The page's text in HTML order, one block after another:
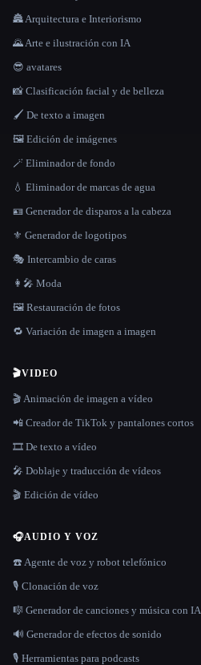
🏯 Arquitectura e Interiorismo
🌄 Arte e ilustración con IA
😎 avatares
📸 Clasificación facial y de belleza
🖌️ De texto a imagen
🖼️ Edición de imágenes
🪄 Eliminador de fondo
💧 Eliminador de marcas de agua
🪪 Generador de disparos a la cabeza
⚜️ Generador de logotipos
🎭 Intercambio de caras
👩‍🎤 Moda
🖼️ Restauración de fotos
🔁 Variación de imagen a imagen
🎬VIDEO
🎬 Animación de imagen a vídeo
📲 Creador de TikTok y pantalones cortos
🎞️ De texto a vídeo
🎤 Doblaje y traducción de vídeos
🎬 Edición de vídeo
🎧AUDIO Y VOZ
☎️ Agente de voz y robot telefónico
🎙️ Clonación de voz
🎼 Generador de canciones y música con IA
🔊 Generador de efectos de sonido
🎙️ Herramientas para podcasts